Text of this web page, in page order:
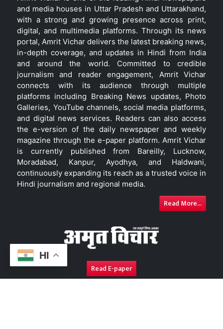
HI
and media houses in Uttar Pradesh and Uttarakhand,
with a strong and growing presence across print,
digital, and multimedia platforms. Through its news
portal, Amrit Vichar delivers the latest breaking news,
in-depth coverage, and updates in Hindi from India
and around the world. Committed to credible
journalism and reader engagement, Amrit Vichar
connects with its audience through multiple
platforms including Breaking News updates, Photo
Galleries, YouTube channels, social media platforms,
and digital news services. Readers can also access
the e-version of the daily newspaper and weekly
magazine through the e-paper platform. Amrit Vichar
is currently published from Bareilly, Lucknow,
Moradabad, Kanpur, Ayodhya, and Haldwani,
continuously expanding its reach as a trusted voice in
Hindi journalism and regional media.
Read More...
Read E-paper